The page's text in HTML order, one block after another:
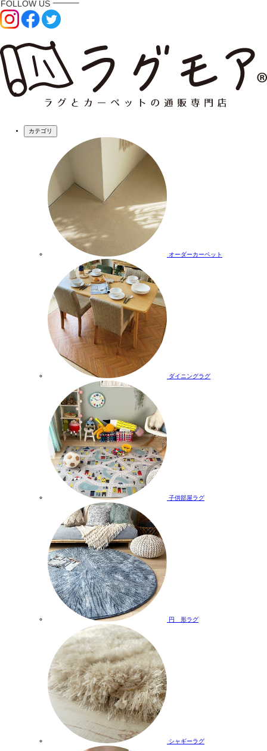
カテゴリ
オーダーカーペット
ダイニングラグ
子供部屋ラグ
円 形ラグ
シャギーラグ